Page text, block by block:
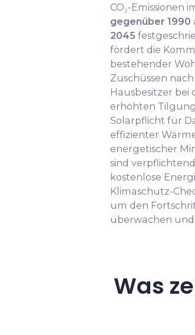
CO₂-Emissionen
gegenüber 1990
2045
fördert die
bestehender
Zuschüssen
Hausbesitzer
erhöhten
Solarpflicht für
effizienter
energetischer
sind
kostenlose
Klimaschutz-
um den
überwachen und
Was